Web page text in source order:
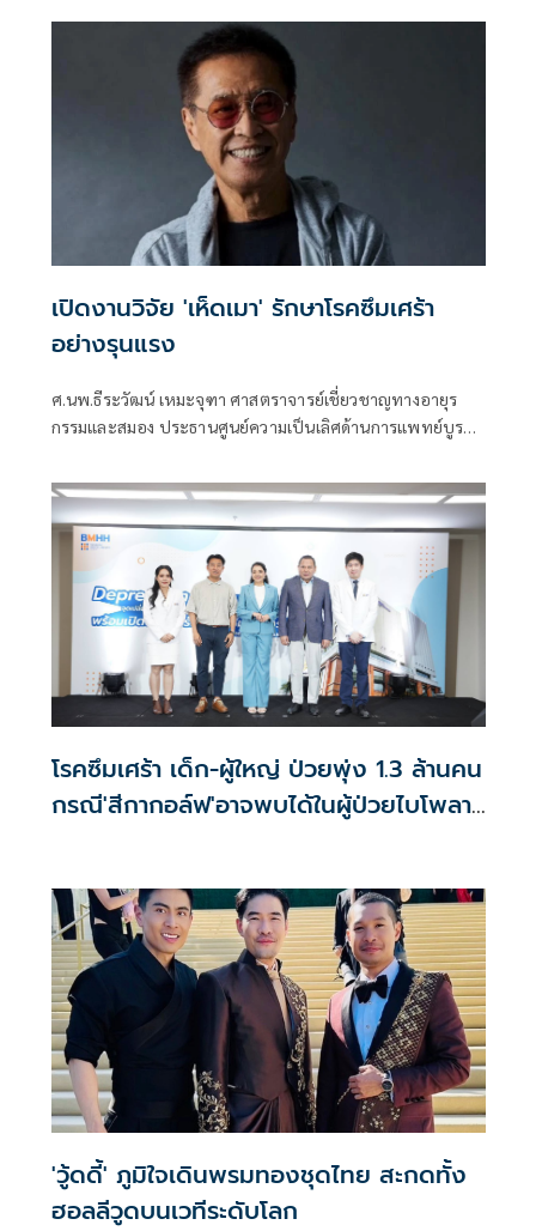
เปิดงานวิจัย 'เห็ดเมา' รักษาโรคซึมเศร้า
อย่างรุนแรง
ศ.นพ.ธีระวัฒน์ เหมะจุฑา ศาสตราจารย์เชี่ยวชาญทางอายุร
กรรมและสมอง ประธานศูนย์ความเป็นเลิศด้านการแพทย์บูรณ
ซบุ๊กเรื่อง สถานะของเห็ดเมา
โรคซึมเศร้า เด็ก-ผู้ใหญ่ ป่วยพุ่ง 1.3 ล้านคน
กรณี'สีกากอล์ฟ'อาจพบได้ในผู้ป่วยไบโพลาร์
'วู้ดดี้' ภูมิใจเดินพรมทองชุดไทย สะกดทั้ง
ฮอลลีวูดบนเวทีระดับโลก